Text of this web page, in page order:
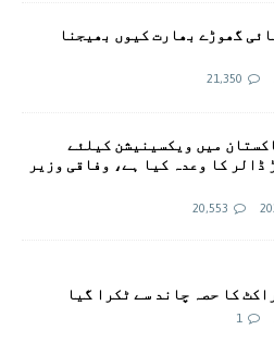
گھوڑے بھارت کیوں بھیجنا
21,350
میں ویکسینیشن کیلئے
2 کروڑ ڈالر کا وعدہ کیا ہے، وفاقی وزیر
20,553
کا حصہ چاند سے ٹکرا گیا
1